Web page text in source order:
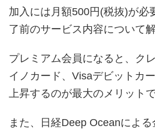
加入には月額500円(税抜)が必
了前のサービス内容について
プレミアム会員になると、ク
イノカード、Visaデビットカ
上昇するのが最大のメリットで
また、日経Deep Oceanによ